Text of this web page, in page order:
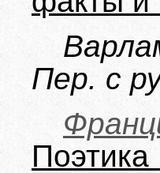
Пер. с